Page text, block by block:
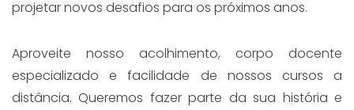
projetar novos desafios para os próximos anos.
Aproveite nosso acolhimento, corpo docente
especializado e facilidade de nossos cursos a
distância. Queremos fazer parte da sua história e